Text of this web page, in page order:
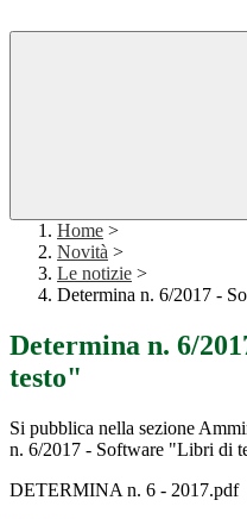
Home >
Novità >
Le notizie >
Determina n. 6/2017 -
Determina n. 6/
testo"
Si pubblica nella sezione
n. 6/2017 - Software "Libri di
DETERMINA n. 6 - 2017.pdf